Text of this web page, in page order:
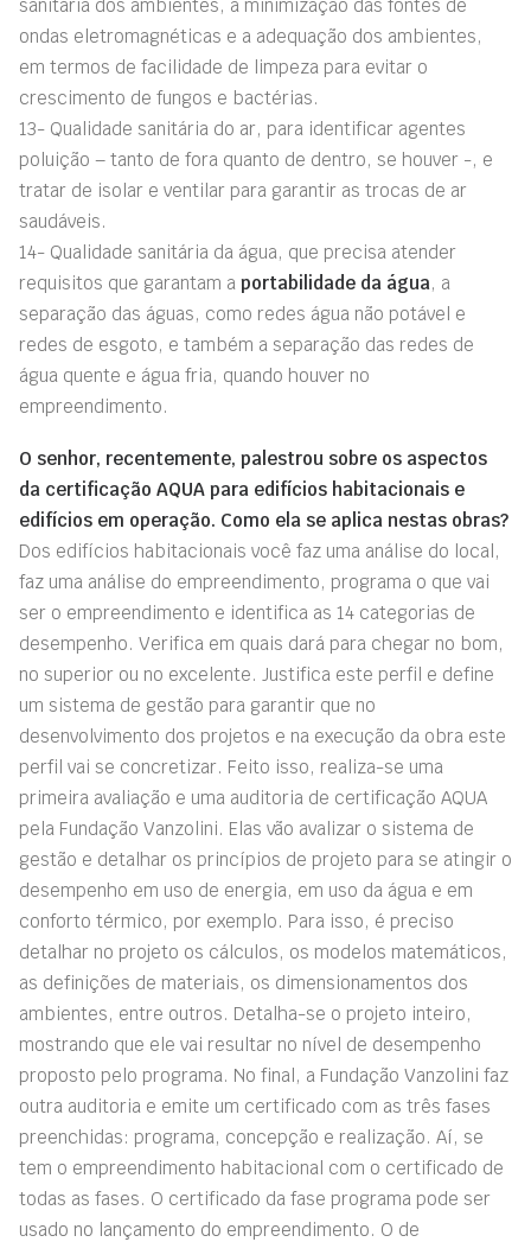
sanitária dos ambientes, a minimização das fontes de
ondas eletromagnéticas e a adequação dos ambientes,
em termos de facilidade de limpeza para evitar o
crescimento de fungos e bactérias.
13- Qualidade sanitária do ar, para identificar agentes
poluição – tanto de fora quanto de dentro, se houver -, e
tratar de isolar e ventilar para garantir as trocas de ar
saudáveis.
14- Qualidade sanitária da água, que precisa atender
requisitos que garantam a portabilidade da água, a
separação das águas, como redes água não potável e
redes de esgoto, e também a separação das redes de
água quente e água fria, quando houver no
empreendimento.
O senhor, recentemente, palestrou sobre os aspectos
da certificação AQUA para edifícios habitacionais e
edifícios em operação. Como ela se aplica nestas obras?
Dos edifícios habitacionais você faz uma análise do local,
faz uma análise do empreendimento, programa o que vai
ser o empreendimento e identifica as 14 categorias de
desempenho. Verifica em quais dará para chegar no bom,
no superior ou no excelente. Justifica este perfil e define
um sistema de gestão para garantir que no
desenvolvimento dos projetos e na execução da obra este
perfil vai se concretizar. Feito isso, realiza-se uma
primeira avaliação e uma auditoria de certificação AQUA
pela Fundação Vanzolini. Elas vão avalizar o sistema de
gestão e detalhar os princípios de projeto para se atingir o
desempenho em uso de energia, em uso da água e em
conforto térmico, por exemplo. Para isso, é preciso
detalhar no projeto os cálculos, os modelos matemáticos,
as definições de materiais, os dimensionamentos dos
ambientes, entre outros. Detalha-se o projeto inteiro,
mostrando que ele vai resultar no nível de desempenho
proposto pelo programa. No final, a Fundação Vanzolini faz
outra auditoria e emite um certificado com as três fases
preenchidas: programa, concepção e realização. Aí, se
tem o empreendimento habitacional com o certificado de
todas as fases. O certificado da fase programa pode ser
usado no lançamento do empreendimento. O de